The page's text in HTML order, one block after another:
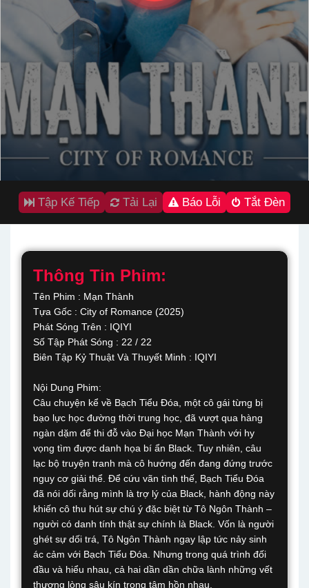
Tập Kế Tiếp Tải Lại Báo Lỗi Tắt Đèn
Thông Tin Phim:
Tên Phim : Mạn Thành
Tựa Gốc : City of Romance (2025)
Phát Sóng Trên : IQIYI
Số Tập Phát Sóng : 22 / 22
Biên Tập Kỷ Thuật Và Thuyết Minh : IQIYI
Nội Dung Phim:
Câu chuyện kể về Bạch Tiểu Đóa, một cô gái từng bị
bạo lực học đường thời trung học, đã vượt qua hàng
ngàn dặm để thi đỗ vào Đại học Mạn Thành với hy
vọng tìm được danh họa bí ẩn Black. Tuy nhiên, câu
lạc bộ truyện tranh mà cô hướng đến đang đứng trước
nguy cơ giải thể. Để cứu vãn tình thế, Bạch Tiểu Đóa
đã nói dối rằng mình là trợ lý của Black, hành động này
khiến cô thu hút sự chú ý đặc biệt từ Tô Ngôn Thành –
người có danh tính thật sự chính là Black. Vốn là người
ghét sự dối trá, Tô Ngôn Thành ngay lập tức nảy sinh
ác cảm với Bạch Tiểu Đóa. Nhưng trong quá trình đối
đầu và hiểu nhau, cả hai dần dần chữa lành những vết
thương lòng sâu kín trong tâm hồn nhau.